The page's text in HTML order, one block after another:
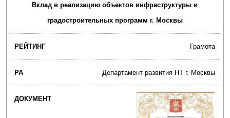
Вклад в реализацию объектов инфраструктуры и
градостроительных программ г. Москвы
Грамота
Департамент развития НТ г. Москвы